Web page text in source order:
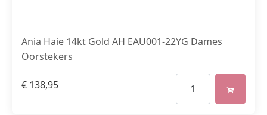
Ania Haie 14kt Gold AH EAU001-22YG Dames
Oorstekers
€ 138,95